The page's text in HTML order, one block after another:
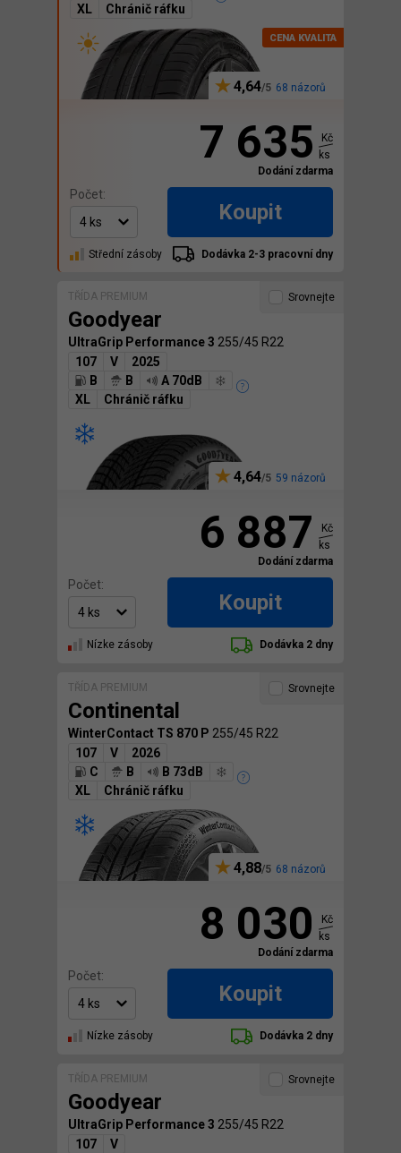
XL
Chránič ráfku
4,64 68 názorů
7 635
Kč
ks
Dodání zdarma
Počet:
Koupit
Střední zásoby Dodávka 2-3 pracovní dny
TŘÍDA PREMIUM
Goodyear
UltraGrip Performance 3 255/45 R22
107
V
2025
B
B
A 70dB
XL
Chránič ráfku
4,64 59 názorů
Srovnejte
6 887
Kč
ks
Dodání zdarma
Počet:
Koupit
Nízke zásoby Dodávka 2 dny
TŘÍDA PREMIUM
Continental
WinterContact TS 870 P 255/45 R22
107
V
2026
C
B
B 73dB
XL
Chránič ráfku
4,88 68 názorů
Srovnejte
8 030
Kč
ks
Dodání zdarma
Počet:
Koupit
Nízke zásoby Dodávka 2 dny
TŘÍDA PREMIUM
Goodyear
UltraGrip Performance 3 255/45 R22
107
V
Srovnejte